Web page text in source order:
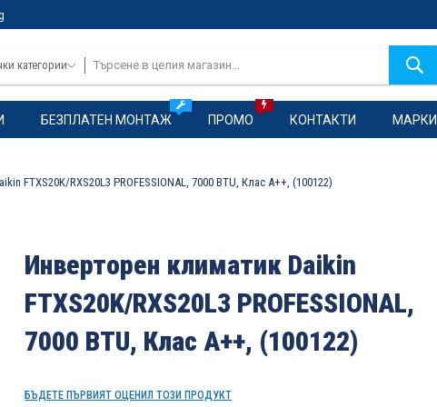
категории
БЕЗПЛАТЕН МОНТАЖ ПРОМО КОНТАКТИ МАРКИ
FTXS20K/RXS20L3 PROFESSIONAL, 7000 BTU, Клас A++, (100122)
Инверторен климатик Daikin
FTXS20K/RXS20L3 PROFESSIONAL,
7000 BTU, Клас A++, (100122)
БЪДЕТЕ ПЪРВИЯТ ОЦЕНИЛ ТОЗИ ПРОДУКТ